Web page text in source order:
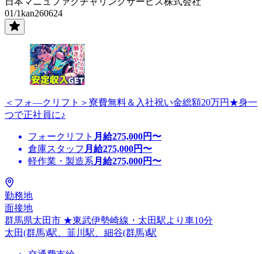
01/1kan260624
＜フォ―クリフト＞寮費無料＆入社祝い金総額20万円★身一
つで正社員に♪
フォークリフト 月給275,000円〜
倉庫スタッフ 月給275,000円〜
軽作業・製造系 月給275,000円〜
勤務地
面接地
群馬県太田市 ★東武伊勢崎線・太田駅より車10分
太田(群馬)駅、韮川駅、細谷(群馬)駅